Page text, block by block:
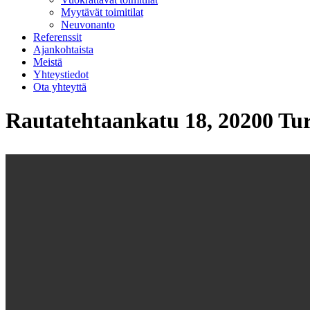
Myytävät toimitilat
Neuvonanto
Referenssit
Ajankohtaista
Meistä
Yhteystiedot
Ota yhteyttä
Rautatehtaankatu 18, 20200